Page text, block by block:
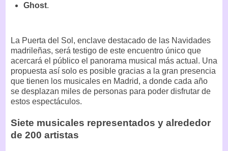
Ghost.
La Puerta del Sol, enclave destacado de las Navidades
madrileñas, será testigo de este encuentro único que
acercará el público el panorama musical más actual. Una
propuesta así solo es posible gracias a la gran presencia
que tienen los musicales en Madrid, a donde cada año
se desplazan miles de personas para poder disfrutar de
estos espectáculos.
Siete musicales representados y alrededor
de 200 artistas